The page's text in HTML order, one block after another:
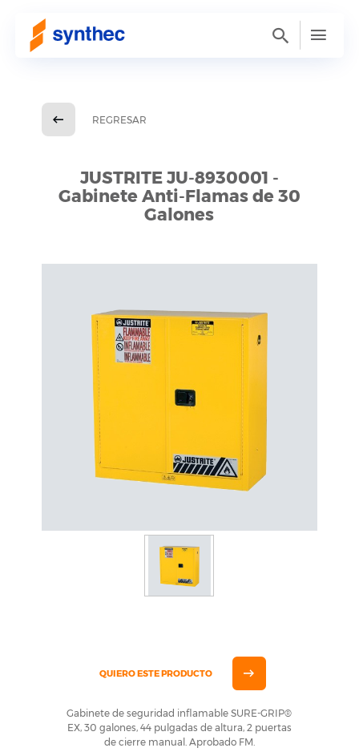
REGRESAR
JUSTRITE JU-8930001 -
Gabinete Anti-Flamas de 30
Galones
QUIERO ESTE PRODUCTO
Gabinete de seguridad inflamable SURE-GRIP®
EX, 30 galones, 44 pulgadas de altura, 2 puertas
de cierre manual. Aprobado FM.